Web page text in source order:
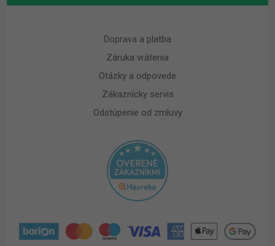
Doprava a platba
Záruka vrátenia
Otázky a odpovede
Zákaznícky servis
Odstúpenie od zmluvy